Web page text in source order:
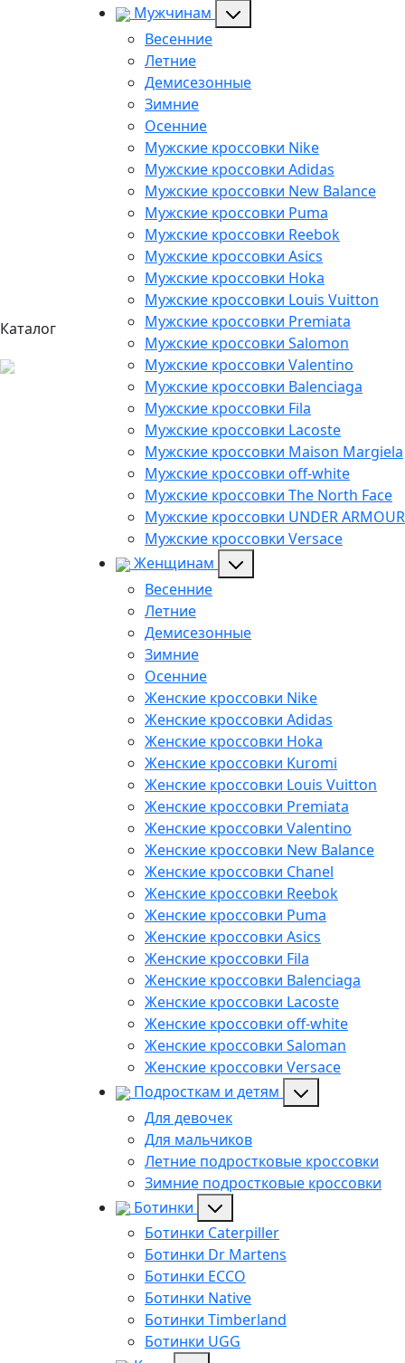
Каталог
Мужчинам
Весенние
Летние
Демисезонные
Зимние
Осенние
Мужские кроссовки Nike
Мужские кроссовки Adidas
Мужские кроссовки New Balance
Мужские кроссовки Puma
Мужские кроссовки Reebok
Мужские кроссовки Asics
Мужские кроссовки Hoka
Мужские кроссовки Louis Vuitton
Мужские кроссовки Premiata
Мужские кроссовки Salomon
Мужские кроссовки Valentino
Мужские кроссовки Balenciaga
Мужские кроссовки Fila
Мужские кроссовки Lacoste
Мужские кроссовки Maison Margiela
Мужские кроссовки off-white
Мужские кроссовки The North Face
Мужские кроссовки UNDER ARMOUR
Мужские кроссовки Versace
Женщинам
Весенние
Летние
Демисезонные
Зимние
Осенние
Женские кроссовки Nike
Женские кроссовки Adidas
Женские кроссовки Hoka
Женские кроссовки Kuromi
Женские кроссовки Louis Vuitton
Женские кроссовки Premiata
Женские кроссовки Valentino
Женские кроссовки New Balance
Женские кроссовки Chanel
Женские кроссовки Reebok
Женские кроссовки Puma
Женские кроссовки Asics
Женские кроссовки Fila
Женские кроссовки Balenciaga
Женские кроссовки Lacoste
Женские кроссовки off-white
Женские кроссовки Saloman
Женские кроссовки Versace
Подросткам и детям
Для девочек
Для мальчиков
Летние подростковые кроссовки
Зимние подростковые кроссовки
Ботинки
Ботинки Caterpiller
Ботинки Dr Martens
Ботинки ECCO
Ботинки Native
Ботинки Timberland
Ботинки UGG